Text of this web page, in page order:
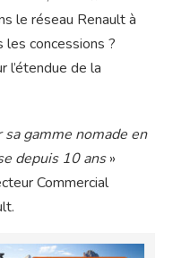
le réseau Renault à
concessions ?
l’étendue de la
sa gamme nomade en
depuis 10 ans»
Commercial